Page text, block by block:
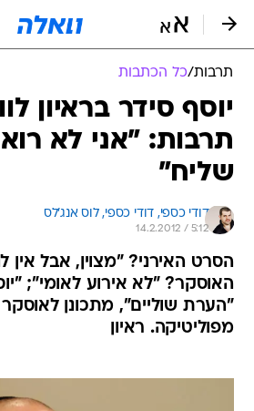
תרבות/כל הכתבות
יוסף סידר בראיון
תרבות: "אני לא
שליח"
דודי כספי, דודי כספי, לוס אנג'לס
14.2.2012 / 5:12
הסרט האירני? "מצוין, אבל אין
האוסקר? "לא אירוע לאומי";
"הערת שוליים", מתכונן
מפוליטיקה. ראיון